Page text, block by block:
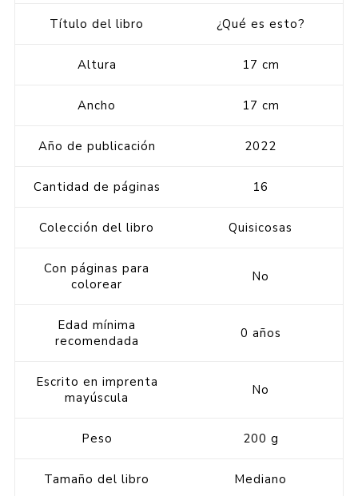
Título del libro ¿Qué es esto?
Altura 17 cm
Ancho 17 cm
Año de publicación 2022
Cantidad de páginas 16
Colección del libro Quisicosas
Con páginas para
colorear
No
Edad mínima
recomendada
0 años
Escrito en imprenta
mayúscula
No
Peso 200 g
Tamaño del libro Mediano